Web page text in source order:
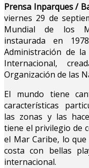
Prensa Inparques /
viernes 29 de
Mundial de los
instaurada en
Administración de
Internacional,
Organización de las
El mundo tiene
características
las zonas y las
tiene el privilegio de
el Mar Caribe, lo
costa con bellas
internacional.